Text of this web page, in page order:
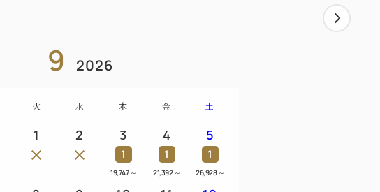
9 2026
火 水 木 金 土
1 2 3
1
19,747 ～
4
1
21,392 ～
5
1
26,928 ～